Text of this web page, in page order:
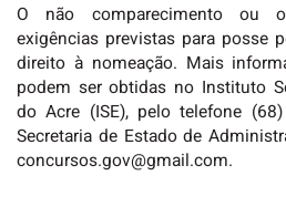
O não comparecimento ou
exigências previstas para posse
direito à nomeação. Mais
podem ser obtidas no Instituto
do Acre (ISE), pelo telefone
Secretaria de Estado de
concursos.gov@gmail.com.